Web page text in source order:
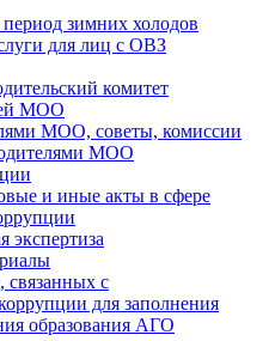
зимних холодов
для лиц с ОВЗ
комитет
МОО
МОО, советы, комиссии
МОО
и иные акты в сфере
экспертиза
с
для заполнения
образования АГО